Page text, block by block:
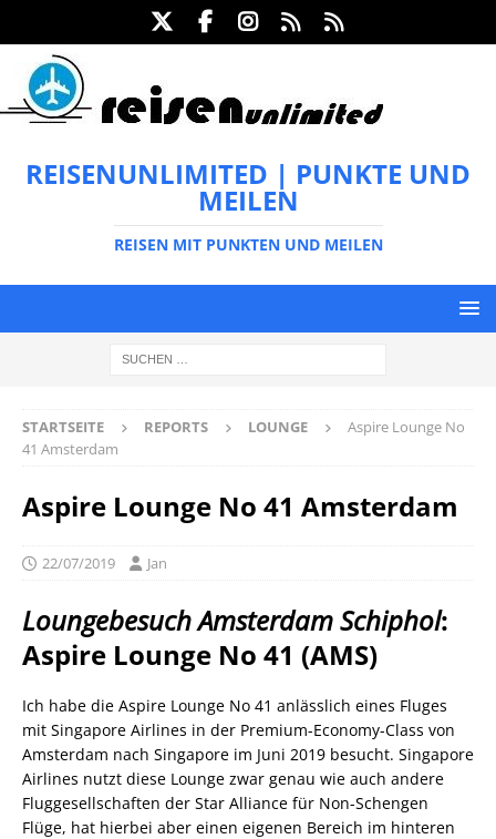
REISENUNLIMITED | PUNKTE UND
MEILEN
REISEN MIT PUNKTEN UND MEILEN
STARTSEITE REPORTS LOUNGE
Aspire Lounge No
41 Amsterdam
Aspire Lounge No 41 Amsterdam
22/07/2019 Jan
LoungebesuchAmsterdam Schiphol:
Aspire Lounge No 41 (AMS)
Ich habe die Aspire Lounge No 41 anlässlich eines Fluges
mit Singapore Airlines in der Premium-Economy-Class von
Amsterdam nach Singapore im Juni 2019 besucht. Singapore
Airlines nutzt diese Lounge zwar genau wie auch andere
Fluggesellschaften der Star Alliance für Non-Schengen
Flüge, hat hierbei aber einen eigenen Bereich im hinteren